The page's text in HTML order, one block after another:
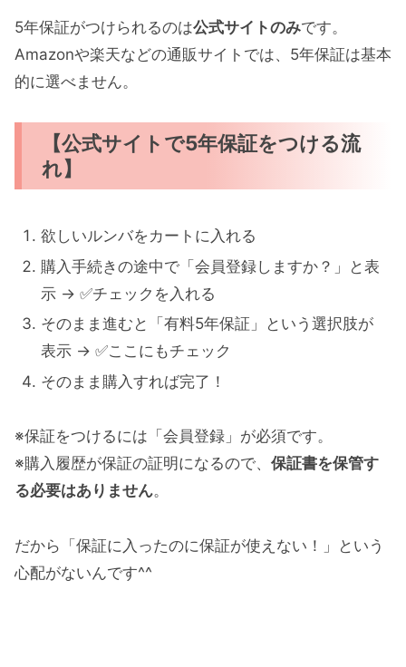
【5年保証をおすすめしたい人】
✅最後に｜5年保証をつけることは「自分や
5年保証がつけられるのは公式サイトのみです。
Amazonや楽天などの通販サイトでは、5年保証は基本
的に選べません。
【公式サイトで5年保証をつける流
れ】
欲しいルンバをカートに入れる
購入手続きの途中で「会員登録しますか？」と表
示 → ✅チェックを入れる
そのまま進むと「有料5年保証」という選択肢が
表示 → ✅ここにもチェック
そのまま購入すれば完了！
※保証をつけるには「会員登録」が必須です。
※購入履歴が保証の証明になるので、 保証書を保管す
る必要はありません。
だから「保証に入ったのに保証が使えない！」という
心配がないんです^^